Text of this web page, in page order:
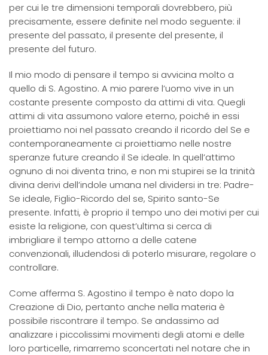
per cui le tre dimensioni temporali dovrebbero, più
precisamente, essere definite nel modo seguente: il
presente del passato, il presente del presente, il
presente del futuro.
Il mio modo di pensare il tempo si avvicina molto a
quello di S. Agostino. A mio parere l’uomo vive in un
costante presente composto da attimi di vita. Quegli
attimi di vita assumono valore eterno, poiché in essi
proiettiamo noi nel passato creando il ricordo del Se e
contemporaneamente ci proiettiamo nelle nostre
speranze future creando il Se ideale. In quell’attimo
ognuno di noi diventa trino, e non mi stupirei se la trinità
divina derivi dell’indole umana nel dividersi in tre: Padre-
Se ideale, Figlio-Ricordo del se, Spirito santo-Se
presente. Infatti, è proprio il tempo uno dei motivi per cui
esiste la religione, con quest’ultima si cerca di
imbrigliare il tempo attorno a delle catene
convenzionali, illudendosi di poterlo misurare, regolare o
controllare.
Come afferma S. Agostino il tempo è nato dopo la
Creazione di Dio, pertanto anche nella materia è
possibile riscontrare il tempo. Se andassimo ad
analizzare i piccolissimi movimenti degli atomi e delle
loro particelle, rimarremo sconcertati nel notare che in